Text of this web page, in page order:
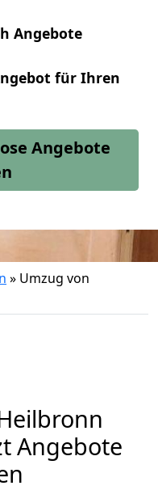
Angebote
für Ihren
Angebote
» Umzug von
Angebote